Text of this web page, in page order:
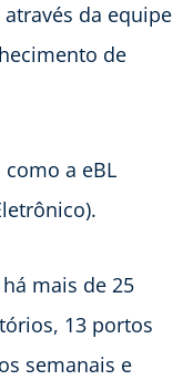
da equipe
de
a eBL
mais de 25
13 portos
semanais e